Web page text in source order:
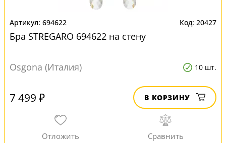
694622 20427
Бра STREGARO 694622 на стену
Osgona (Италия) 10 шт.
7 499 ₽ В КОРЗИНУ